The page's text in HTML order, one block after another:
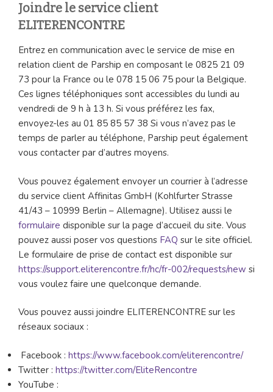
Joindre le service client
ELITERENCONTRE
Entrez en communication avec le service de mise en
relation client de Parship en composant le 0825 21 09
73 pour la France ou le 078 15 06 75 pour la Belgique.
Ces lignes téléphoniques sont accessibles du lundi au
vendredi de 9 h à 13 h. Si vous préférez les fax,
envoyez-les au 01 85 85 57 38 Si vous n’avez pas le
temps de parler au téléphone, Parship peut également
vous contacter par d’autres moyens.
Vous pouvez également envoyer un courrier à l’adresse
du service client Affinitas GmbH (Kohlfurter Strasse
41/43 – 10999 Berlin – Allemagne). Utilisez aussi le
formulaire disponible sur la page d’accueil du site. Vous
pouvez aussi poser vos questions FAQ sur le site officiel.
Le formulaire de prise de contact est disponible sur
https://support.eliterencontre.fr/hc/fr-002/requests/new si
vous voulez faire une quelconque demande.
Vous pouvez aussi joindre ELITERENCONTRE sur les
réseaux sociaux :
Facebook : https://www.facebook.com/eliterencontre/
Twitter : https://twitter.com/EliteRencontre
YouTube :